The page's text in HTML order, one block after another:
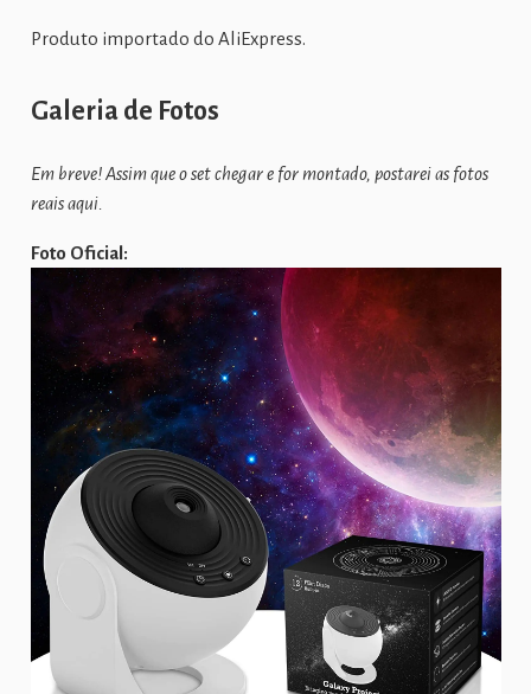
Produto importado do AliExpress.
Galeria de Fotos
Em breve! Assim que o set chegar e for montado, postarei as fotos
reais aqui.
Foto Oficial: